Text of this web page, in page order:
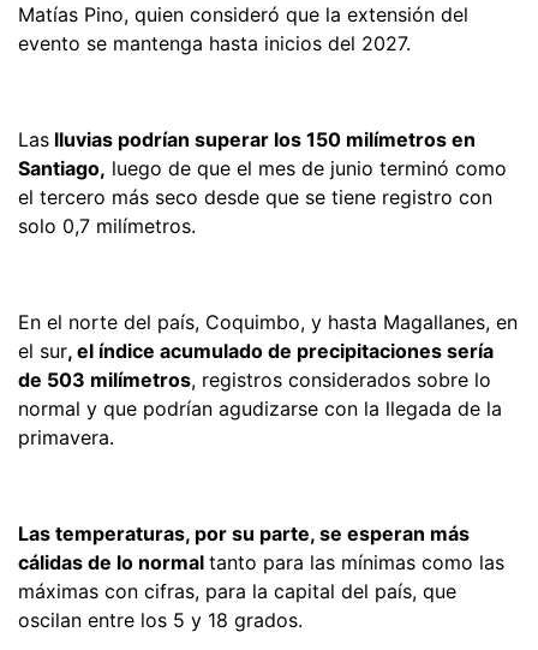
Matías Pino, quien consideró que la extensión del
evento se mantenga hasta inicios del 2027.
Las lluvias podrían superar los 150 milímetros en
Santiago, luego de que el mes de junio terminó como
el tercero más seco desde que se tiene registro con
solo 0,7 milímetros.
En el norte del país, Coquimbo, y hasta Magallanes, en
el sur, el índice acumulado de precipitaciones sería
de 503 milímetros, registros considerados sobre lo
normal y que podrían agudizarse con la llegada de la
primavera.
Las temperaturas, por su parte, se esperan más
cálidas de lo normal tanto para las mínimas como las
máximas con cifras, para la capital del país, que
oscilan entre los 5 y 18 grados.